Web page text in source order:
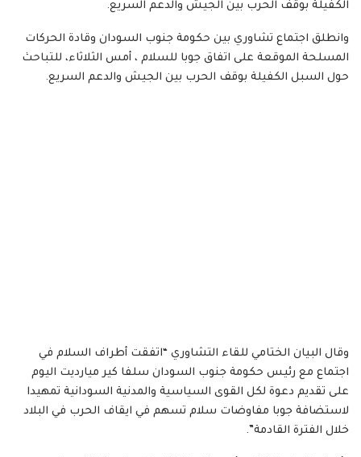
الكفيلة بوقف الحرب بين الجيش والدعم السريع.
وانطلق اجتماع تشاوري بين حكومة جنوب السودان وقادة الحركات
المسلحة الموقعة على اتفاق جوبا للسلام ، أمس الثلاثاء، للتباحث
حول السبل الكفيلة بوقف الحرب بين الجيش والدعم السريع.
وقال البيان الختامي للقاء التشاوري “اتفقت أطراف السلام في
اجتماع مع رئيس حكومة جنوب السودان سلفا كير ميارديت اليوم
على تقديم دعوة لكل القوى السياسية والمدنية السودانية تمهيدا
لاستضافة جوبا مفاوضات سلام تسهم في ايقاف الحرب في البلاد
خلال الفترة القادمة”.